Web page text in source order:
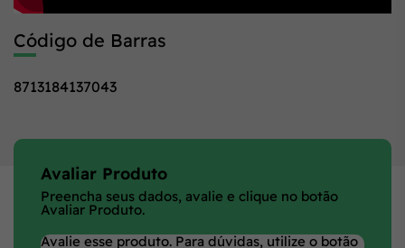
Código de Barras
8713184137043
Avaliar Produto
Preencha seus dados, avalie e clique no botão
Avaliar Produto.